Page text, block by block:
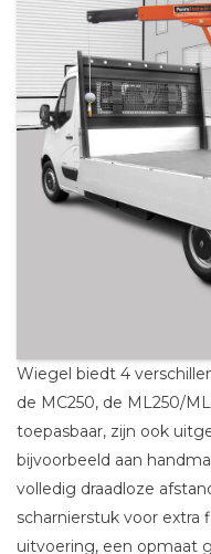
Wiegel biedt 4
de MC250, de ML250/
toepasbaar, zijn ook
bijvoorbeeld aan
volledig draadloze
scharnierstuk voor extra
uitvoering, een opmaat